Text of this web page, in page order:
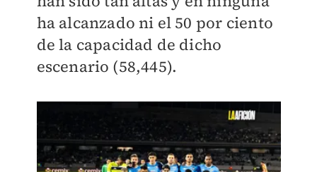
ha alcanzado ni el 50 por ciento
de la capacidad de dicho
escenario (58,445).